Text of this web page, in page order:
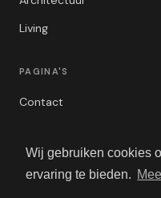
Wij gebruiken cookies
ervaring te bieden.
Living
PAGINA'S
Contact
Algemene Voorwaarden
Adverteren